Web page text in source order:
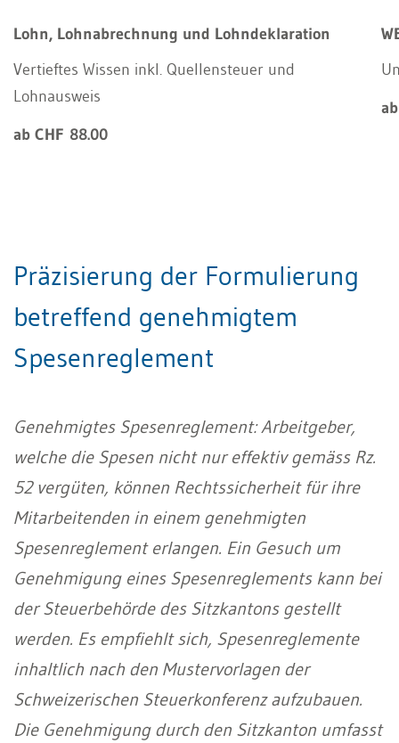
Lohn, Lohnabrechnung und Lohndeklaration
Vertieftes Wissen inkl. Quellensteuer und
Lohnausweis
ab CHF 88.00
Präzisierung der Formulierung
betreffend genehmigtem
Spesenreglement
Genehmigtes Spesenreglement: Arbeitgeber,
welche die Spesen nicht nur effektiv gemäss Rz.
52 vergüten, können Rechtssicherheit für ihre
Mitarbeitenden in einem genehmigten
Spesenreglement erlangen. Ein Gesuch um
Genehmigung eines Spesenreglements kann bei
der Steuerbehörde des Sitzkantons gestellt
werden. Es empfiehlt sich, Spesenreglemente
inhaltlich nach den Mustervorlagen der
Schweizerischen Steuerkonferenz aufzubauen.
Die Genehmigung durch den Sitzkanton umfasst